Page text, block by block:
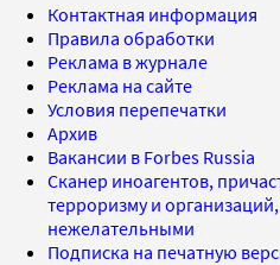
Контактная информация
Правила обработки
Реклама в журнале
Реклама на сайте
Условия перепечатки
Архив
Вакансии в Forbes Russia
Сканер иноагентов,
терроризму и
нежелательными
Подписка на печатную